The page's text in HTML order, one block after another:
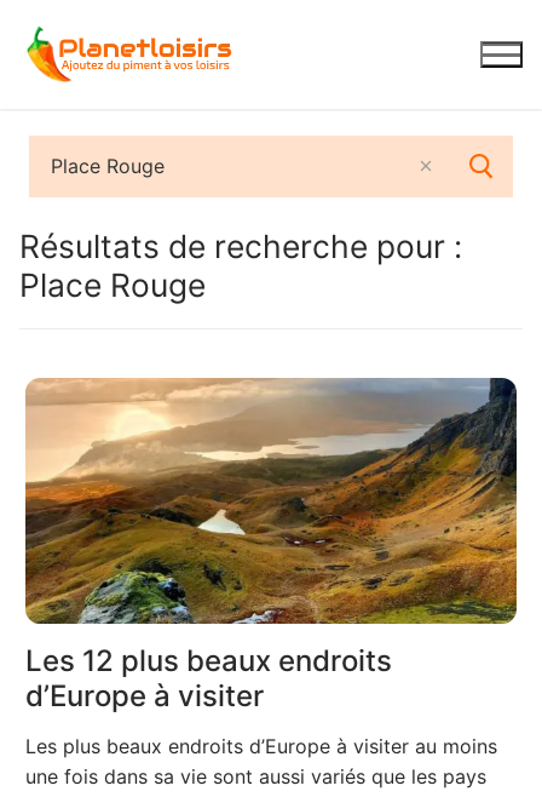
contenu
Résultats de recherche pour :
Place Rouge
Les 12 plus beaux endroits
d’Europe à visiter
Les plus beaux endroits d’Europe à visiter au moins
une fois dans sa vie sont aussi variés que les pays